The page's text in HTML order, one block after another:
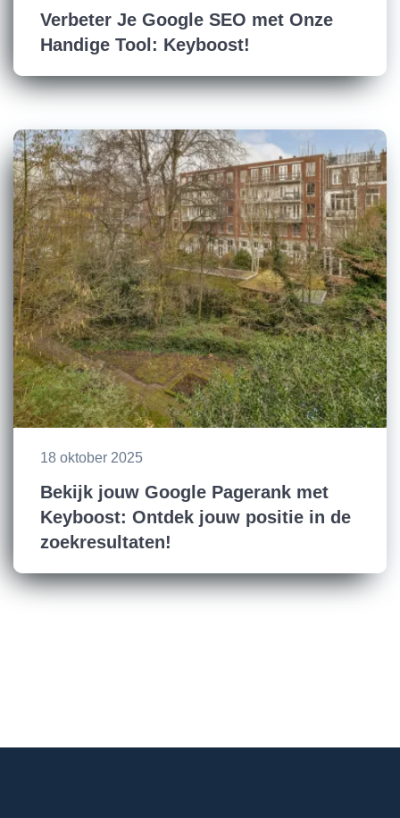
Verbeter Je Google SEO met Onze
Handige Tool: Keyboost!
18 oktober 2025
Bekijk jouw Google Pagerank met
Keyboost: Ontdek jouw positie in de
zoekresultaten!